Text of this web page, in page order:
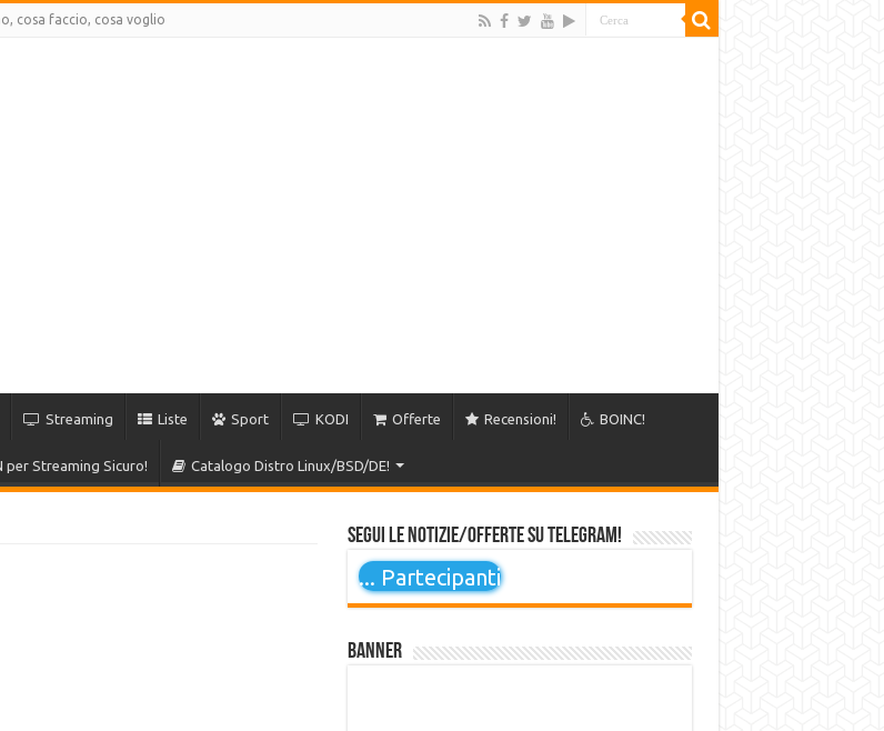
cosa faccio, cosa voglio
Streaming Liste Sport KODI Offerte Recensioni! BOINC!
per Streaming Sicuro! Catalogo Distro Linux/BSD/DE!
Segui le notizie/offerte su Telegram!
... Partecipanti
Banner